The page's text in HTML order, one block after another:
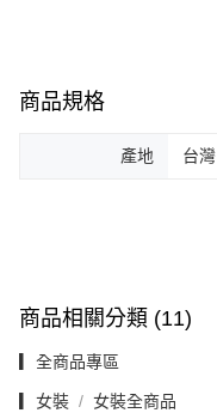
商品規格
產地 台灣
商品相關分類 (11)
▎全商品專區
▎女裝 女裝全商品